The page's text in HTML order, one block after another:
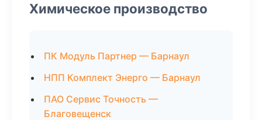
Химическое производство
ПК Модуль Партнер — Барнаул
НПП Комплект Энерго — Барнаул
ПАО Сервис Точность —
Благовещенск